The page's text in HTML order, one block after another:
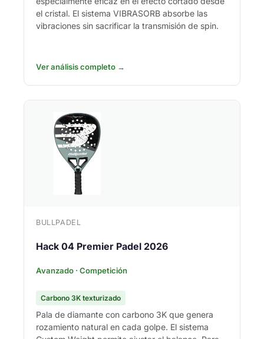
el cristal. El sistema VIBRASORB absorbe las
vibraciones sin sacrificar la transmisión de spin.
Ver análisis completo →
BULLPADEL
Hack 04 Premier Padel 2026
Avanzado · Competición
Carbono 3K texturizado
Pala de diamante con carbono 3K que genera
rozamiento natural en cada golpe. El sistema